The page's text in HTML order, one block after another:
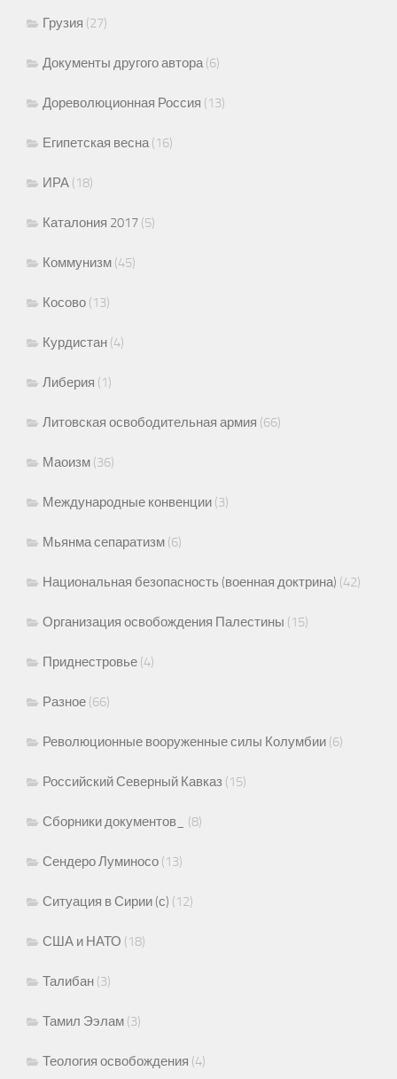
Грузия (27)
Документы другого автора(6)
Дореволюционная Россия (13)
Египетская весна(16)
ИРА (18)
Каталония 2017 (5)
Коммунизм (45)
Косово (13)
Курдистан (4)
Либерия (1)
Литовская освободительная армия (66)
Маоизм (36)
Международные конвенции (3)
Мьянма сепаратизм (6)
Национальная безопасность (военная доктрина) (42)
Организация освобождения Палестины (15)
Приднестровье (4)
Разное (66)
Революционные вооруженные силы Колумбии (6)
Российский Северный Кавказ (15)
Сборники документов_ (8)
Сендеро Луминосо (13)
Ситуация в Сирии (с) (12)
США и НАТО (18)
Талибан (3)
Тамил Ээлам (3)
Теология освобождения (4)